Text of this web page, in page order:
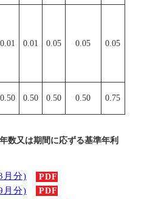
0.01 0.01 0.05 0.05 0.05
0.50 0.50 0.50 0.50 0.75
又は期間に応ずる基準年利
月分) PDF
月分) PDF